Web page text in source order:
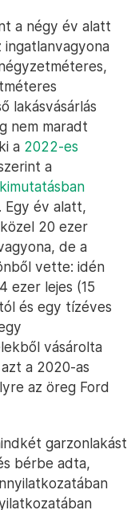
a négy év alatt
ingatlanvagyona
lakásvásárlás
nem maradt
a 2022-es
a
Egy év alatt,
20 ezer
de a
vette: idén
ezer lejes (15
és egy tízéves
vásárolta
a 2020-as
az öreg Ford
garzonlakást
bérbe adta,